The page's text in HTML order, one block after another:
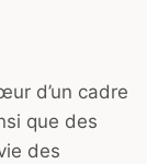
d’un cadre
que des
des